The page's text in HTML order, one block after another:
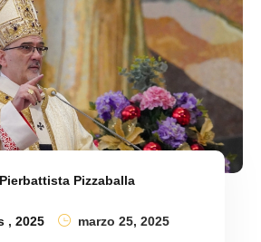
Pierbattista Pizzaballa
,2025 marzo 25, 2025